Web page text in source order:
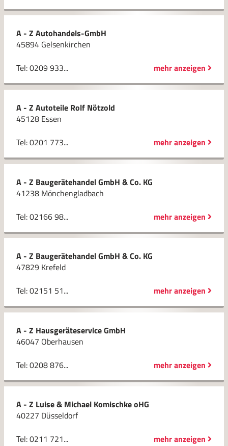
A - Z Autohandels-GmbH
45894 Gelsenkirchen
Tel: 0209 933...
mehr anzeigen
A - Z Autoteile Rolf Nötzold
45128 Essen
Tel: 0201 773...
mehr anzeigen
A - Z Baugerätehandel GmbH & Co. KG
41238 Mönchengladbach
Tel: 02166 98...
mehr anzeigen
A - Z Baugerätehandel GmbH & Co. KG
47829 Krefeld
Tel: 02151 51...
mehr anzeigen
A - Z Hausgeräteservice GmbH
46047 Oberhausen
Tel: 0208 876...
mehr anzeigen
A - Z Luise & Michael Komischke oHG
40227 Düsseldorf
Tel: 0211 721...
mehr anzeigen